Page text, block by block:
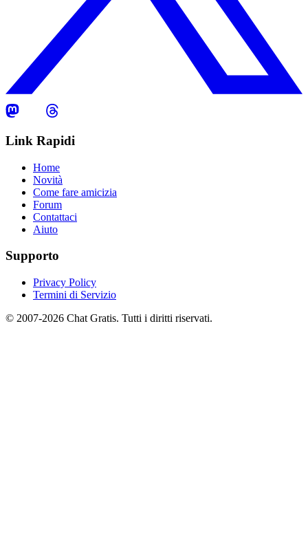
Link Rapidi
Home
Novità
Come fare amicizia
Forum
Contattaci
Aiuto
Supporto
Privacy Policy
Termini di Servizio
© 2007-2026 Chat Gratis. Tutti i diritti riservati.